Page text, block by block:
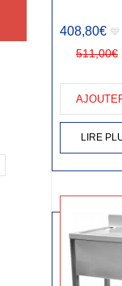
408,80€ 💙
511,00€
LIRE